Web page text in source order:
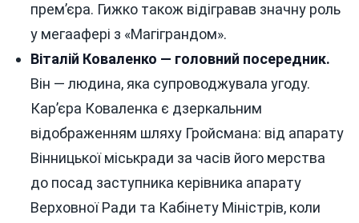
прем’єра. Гижко також відігравав значну роль
у мегаафері з «Магіграндом».
Віталій Коваленко — головний посередник.
Він — людина, яка супроводжувала угоду.
Кар’єра Коваленка є дзеркальним
відображенням шляху Гройсмана: від апарату
Вінницької міськради за часів його мерства
до посад заступника керівника апарату
Верховної Ради та Кабінету Міністрів, коли